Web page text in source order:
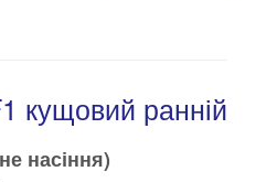
кущовий ранній
насіння)